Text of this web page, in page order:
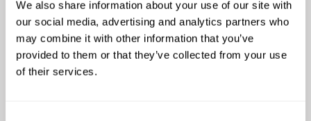
We also share information about your use of our site with
our social media, advertising and analytics partners who
may combine it with other information that you’ve
provided to them or that they’ve collected from your use
of their services.
umsonst die besten
Köche an